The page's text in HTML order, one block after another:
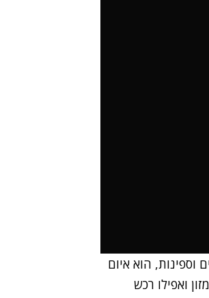
וספינות, הוא איום
ואפילו רכש